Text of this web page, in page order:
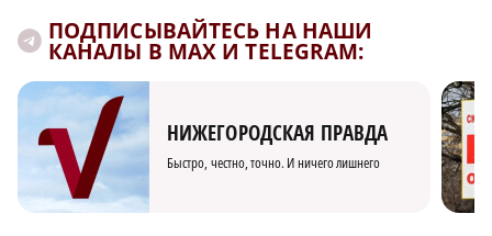
ПОДПИСЫВАЙТЕСЬ НА НАШИ
КАНАЛЫ В MAX И TELEGRAM:
НИЖЕГОРОДСКАЯ ПРАВДА
Быстро, честно, точно. И ничего лишнего